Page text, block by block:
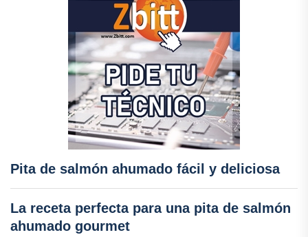
Pita de salmón ahumado fácil y deliciosa
La receta perfecta para una pita de salmón
ahumado gourmet